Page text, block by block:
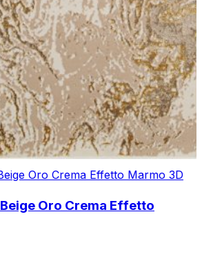
Beige Oro Crema Effetto